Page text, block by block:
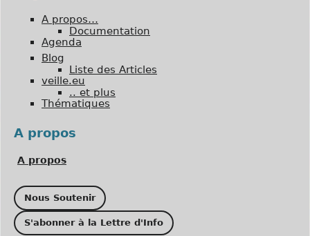
A propos…
Documentation
Agenda
Blog
Liste des Articles
veille.eu
.. et plus
Thématiques
A propos
A propos
Nous Soutenir
S'abonner à la Lettre d'Info